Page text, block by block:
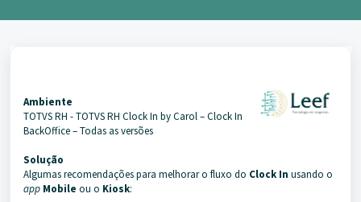
Ambiente
TOTVS RH - TOTVS RH Clock In by Carol – Clock In
BackOffice – Todas as versões
Solução
Algumas recomendações para melhorar o fluxo do Clock In usando o
app Mobile ou o Kiosk: